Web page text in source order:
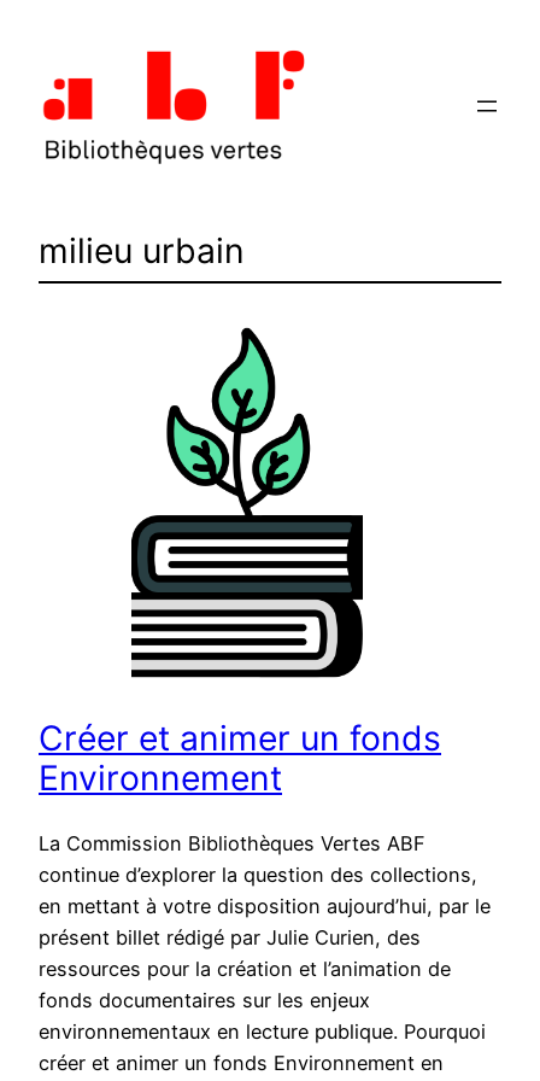
contenu
milieu urbain
Créer et animer un fonds
Environnement
La Commission Bibliothèques Vertes ABF
continue d’explorer la question des collections,
en mettant à votre disposition aujourd’hui, par le
présent billet rédigé par Julie Curien, des
ressources pour la création et l’animation de
fonds documentaires sur les enjeux
environnementaux en lecture publique. Pourquoi
créer et animer un fonds Environnement en